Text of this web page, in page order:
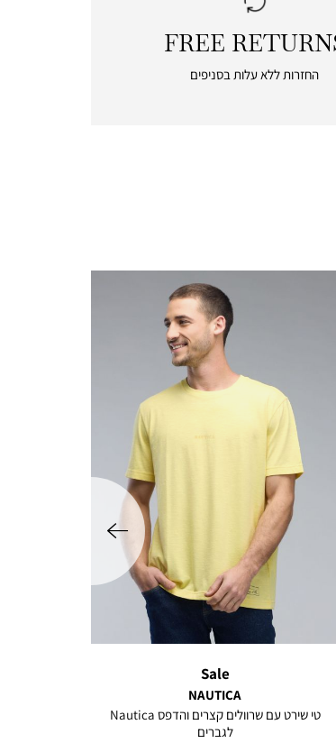
|
returns
FREE
החזרות ללא עלות בסניפים
Sale
NAUTICA
טי שירט עם שרוולים קצרים והדפס Nautica
לגברים
שמאלה